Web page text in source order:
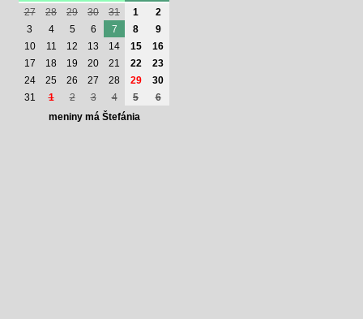
27
28 29 30 31 1
2
3
4 5 6 7 8
9
10
11 12 13 14 15
16
17
18 19 20 21 22
23
24
25 26 27 28 29
30
31
1 2 3 4 5
6
meniny má Štefánia